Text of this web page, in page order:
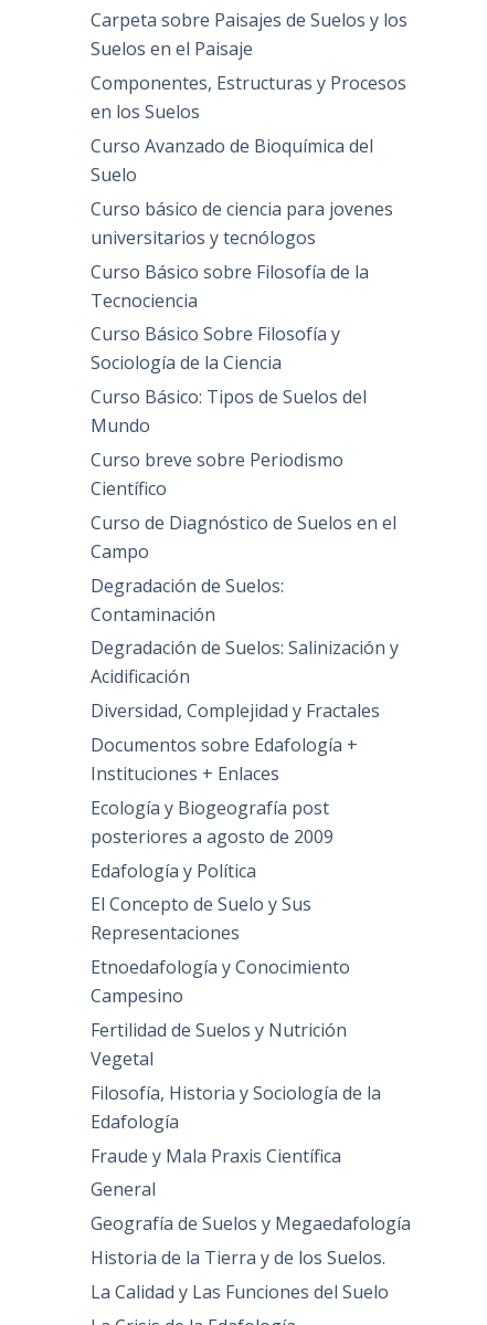
Carpeta sobre Paisajes de Suelos y los
Suelos en el Paisaje
Componentes, Estructuras y Procesos
en los Suelos
Curso Avanzado de Bioquímica del
Suelo
Curso básico de ciencia para jovenes
universitarios y tecnólogos
Curso Básico sobre Filosofía de la
Tecnociencia
Curso Básico Sobre Filosofía y
Sociología de la Ciencia
Curso Básico: Tipos de Suelos del
Mundo
Curso breve sobre Periodismo
Científico
Curso de Diagnóstico de Suelos en el
Campo
Degradación de Suelos:
Contaminación
Degradación de Suelos: Salinización y
Acidificación
Diversidad, Complejidad y Fractales
Documentos sobre Edafología +
Instituciones + Enlaces
Ecología y Biogeografía post
posteriores a agosto de 2009
Edafología y Política
El Concepto de Suelo y Sus
Representaciones
Etnoedafología y Conocimiento
Campesino
Fertilidad de Suelos y Nutrición
Vegetal
Filosofía, Historia y Sociología de la
Edafología
Fraude y Mala Praxis Científica
General
Geografía de Suelos y Megaedafología
Historia de la Tierra y de los Suelos.
La Calidad y Las Funciones del Suelo